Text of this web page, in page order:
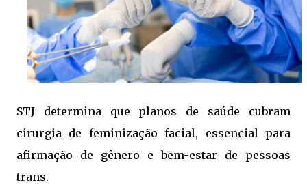
STJ determina que planos de saúde cubram
cirurgia de feminização facial, essencial para
afirmação de gênero e bem-estar de pessoas
trans.